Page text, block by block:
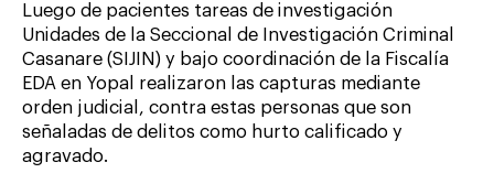
Luego de pacientes tareas de investigación
Unidades de la Seccional de Investigación Criminal
Casanare (SIJIN) y bajo coordinación de la Fiscalía
EDA en Yopal realizaron las capturas mediante
orden judicial, contra estas personas que son
señaladas de delitos como hurto calificado y
agravado.